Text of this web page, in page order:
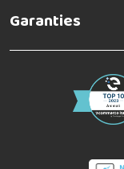
Garanties